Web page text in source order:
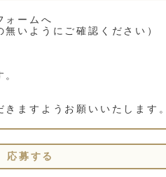
ォームへ
いようにご確認ください）
ますようお願いいたします。
応募する